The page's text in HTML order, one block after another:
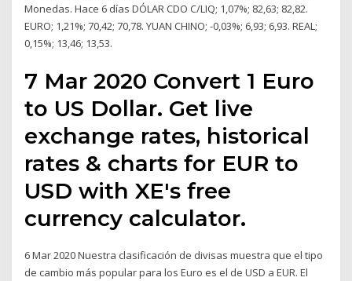
Monedas. Hace 6 días DÓLAR CDO C/LIQ; 1,07%; 82,63; 82,82.
EURO; 1,21%; 70,42; 70,78. YUAN CHINO; -0,03%; 6,93; 6,93. REAL;
0,15%; 13,46; 13,53.
7 Mar 2020 Convert 1 Euro
to US Dollar. Get live
exchange rates, historical
rates & charts for EUR to
USD with XE's free
currency calculator.
6 Mar 2020 Nuestra clasificación de divisas muestra que el tipo
de cambio más popular para los Euro es el de USD a EUR. El